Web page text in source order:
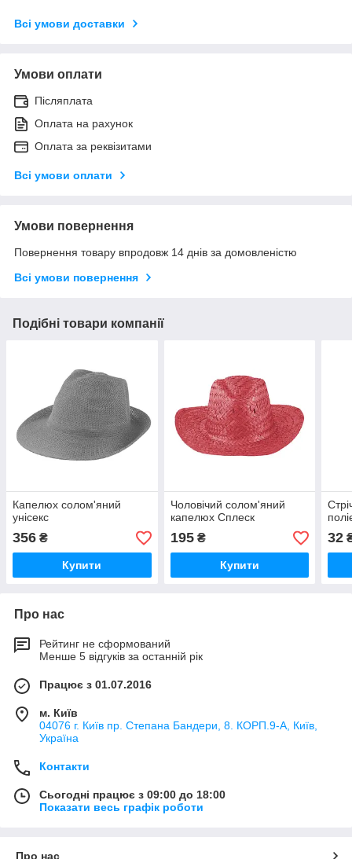
Всі умови доставки
Умови оплати
Післяплата
Оплата на рахунок
Оплата за реквізитами
Всі умови оплати
Умови повернення
Повернення товару впродовж 14 днів за домовленістю
Всі умови повернення
Подібні товари компанії
Капелюх солом'яний
унісекс
356 ₴
Купити
Чоловічий солом'яний
капелюх Сплеск
195₴
Купити
32
Про нас
Рейтинг не сформований
Менше 5 відгуків за останній рік
Працює з 01.07.2016
м. Київ
04076 г. Київ пр. Степана Бандери, 8. КОРП.9-А, Київ,
Україна
Контакти
Сьогодні працює з 09:00 до 18:00
Показати весь графік роботи
Про нас